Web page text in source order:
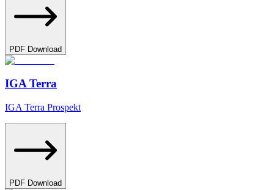
PDF Download
IGA Terra
IGA Terra Prospekt
PDF Download